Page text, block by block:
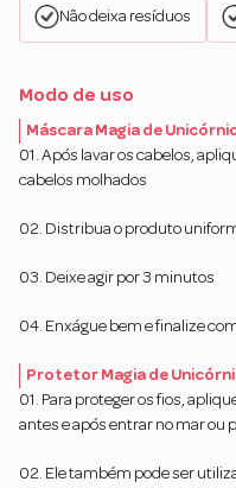
Não deixa resíduos
Modo de uso
Máscara Magia de
01. Após lavar os cabelos,
cabelos molhados
02. Distribua o produto
03. Deixe agir por 3 minutos
04. Enxágue bem e finalize
Protetor Magia de
01. Para proteger os fios,
antes e após entrar no mar ou
02. Ele também pode ser